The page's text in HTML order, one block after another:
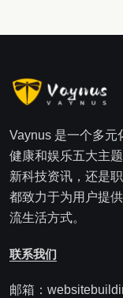
Vaynus 是一个多元
健康和娱乐五大主
新科技资讯，还是
都致力于为用户提
流生活方式。
联系我们
邮箱：